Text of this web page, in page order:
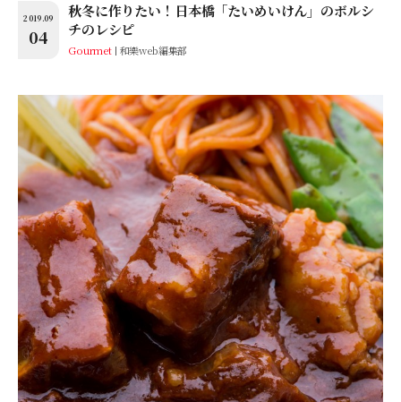
2019.09
04
秋冬に作りたい！日本橋「たいめいけん」のボルシ
チのレシピ
Gourmet 和樂web編集部